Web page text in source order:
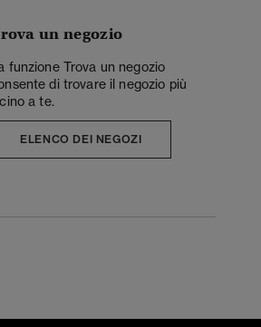
un negozio
funzione Trova un negozio
di trovare il negozio più
a te.
ELENCO DEI NEGOZI